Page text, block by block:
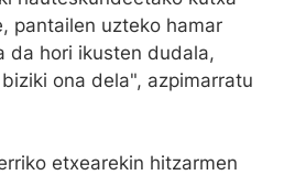
pantailen uzteko hamar
da hori ikusten dudala,
ona dela", azpimarratu
etxearekin hitzarmen